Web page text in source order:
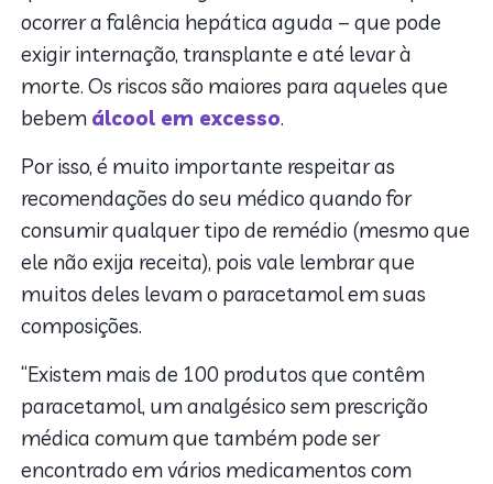
ocorrer a falência hepática aguda – que pode
exigir internação, transplante e até levar à
morte. Os riscos são maiores para aqueles que
bebem álcool em excesso.
Por isso, é muito importante respeitar as
recomendações do seu médico quando for
consumir qualquer tipo de remédio (mesmo que
ele não exija receita), pois vale lembrar que
muitos deles levam o paracetamol em suas
composições.
“Existem mais de 100 produtos que contêm
paracetamol, um analgésico sem prescrição
médica comum que também pode ser
encontrado em vários medicamentos com